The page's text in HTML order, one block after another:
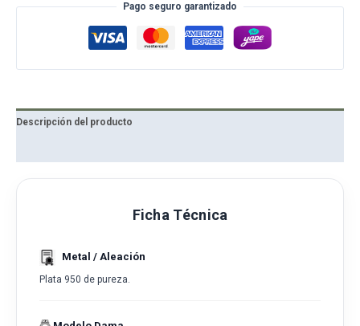
Pago seguro garantizado
Descripción del producto
Ficha Técnica
Metal / Aleación
Plata 950 de pureza.